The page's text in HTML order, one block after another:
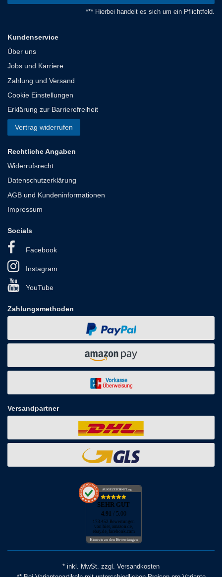
*** Hierbei handelt es sich um ein Pflichtfeld.
Kundenservice
Über uns
Jobs und Karriere
Zahlung und Versand
Cookie Einstellungen
Erklärung zur Barrierefreiheit
Vertrag widerrufen
Rechtliche Angaben
Widerrufsrecht
Datenschutzerklärung
AGB und Kundeninformationen
Impressum
Socials
Facebook
Instagram
YouTube
Zahlungsmethoden
Versandpartner
AUSGEZEICHNET.org
SEHR GUT
4.91 / 5.00
173.452 Bewertungen
von hier, amazon.de,
ebay.de, facebook.com
Hinweis zu den Bewertungen
* inkl. MwSt. zzgl. Versandkosten